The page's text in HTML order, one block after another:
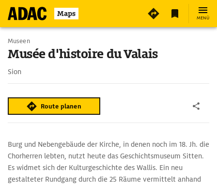
Maps MENÜ
Museen
Musée d'histoire du Valais
Sion
Route planen
Burg und Nebengebäude der Kirche, in denen noch im 18. Jh. die
Chorherren lebten, nutzt heute das Geschichtsmuseum Sitten.
Es widmet sich der Kulturgeschichte des Wallis. Ein neu
gestalteter Rundgang durch die 25 Räume vermittelt anhand